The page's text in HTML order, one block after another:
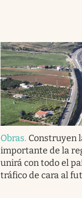
Obras. Construyen
importante de la
unirá con todo el
tráfico de cara al